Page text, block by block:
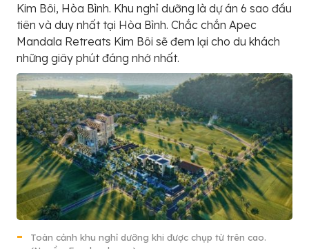
Kim Bôi, Hòa Bình. Khu nghỉ dưỡng là dự án 6 sao đầu
tiên và duy nhất tại Hòa Bình. Chắc chắn Apec
Mandala Retreats Kim Bôi sẽ đem lại cho du khách
những giây phút đáng nhớ nhất.
Toàn cảnh khu nghỉ dưỡng khi được chụp từ trên cao.